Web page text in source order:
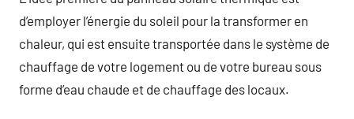
d’employer l’énergie du soleil pour la transformer en
chaleur, qui est ensuite transportée dans le système de
chauffage de votre logement ou de votre bureau sous
forme d’eau chaude et de chauffage des locaux.